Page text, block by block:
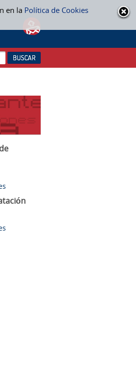
en la Política de Cookies